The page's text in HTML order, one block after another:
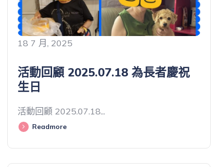
18 7 月, 2025
活動回顧 2025.07.18 為長者慶祝
生日
活動回顧 2025.07.18...
Readmore